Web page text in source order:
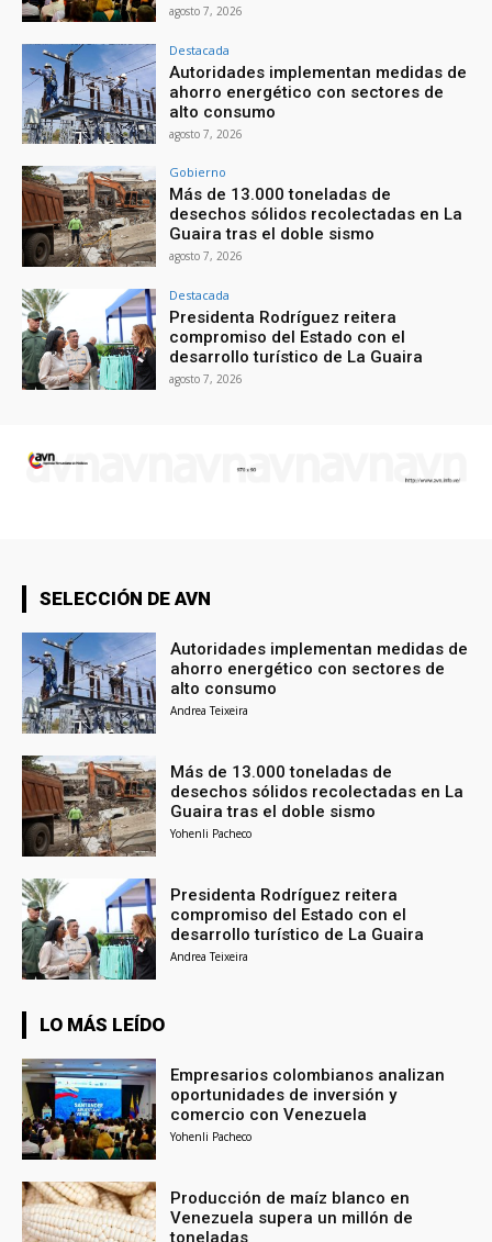
agosto 7, 2026
Destacada
Autoridades implementan medidas de
ahorro energético con sectores de
alto consumo
agosto 7, 2026
Gobierno
Más de 13.000 toneladas de
desechos sólidos recolectadas en La
Guaira tras el doble sismo
agosto 7, 2026
Destacada
Presidenta Rodríguez reitera
compromiso del Estado con el
desarrollo turístico de La Guaira
agosto 7, 2026
SELECCIÓN DE AVN
Autoridades implementan medidas de
ahorro energético con sectores de
alto consumo
Andrea Teixeira
Más de 13.000 toneladas de
desechos sólidos recolectadas en La
Guaira tras el doble sismo
Yohenli Pacheco
Presidenta Rodríguez reitera
compromiso del Estado con el
desarrollo turístico de La Guaira
Andrea Teixeira
LO MÁS LEÍDO
Empresarios colombianos analizan
oportunidades de inversión y
comercio con Venezuela
Yohenli Pacheco
Producción de maíz blanco en
Venezuela supera un millón de
toneladas